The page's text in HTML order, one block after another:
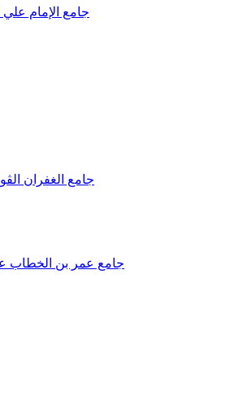
جامع الإمام
جامع الغفران
جامع عمر بن الخطاب